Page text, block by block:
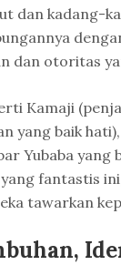
dan kadang-
dan otoritas
Kamaji
yang baik
Yubaba yang
fantastis
tawarkan